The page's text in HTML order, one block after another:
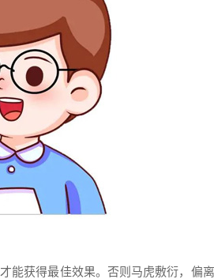
能获得最佳效果。否则马虎敷衍，偏